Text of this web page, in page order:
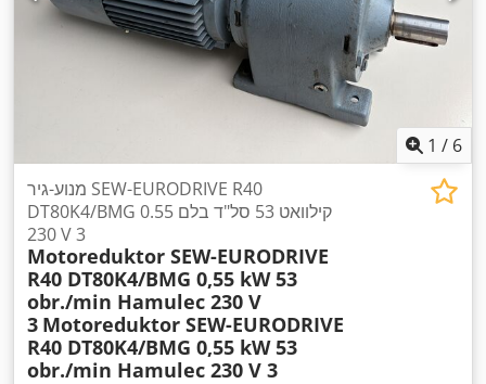
1 / 6
מנוע-גיר SEW-EURODRIVE R40
DT80K4/BMG 0.55 קילוואט 53 סל"ד בלם
230 V 3
Motoreduktor SEW-EURODRIVE
R40 DT80K4/BMG 0,55 kW 53
obr./min Hamulec 230 V
3 Motoreduktor SEW-EURODRIVE
R40 DT80K4/BMG 0,55 kW 53
obr./min Hamulec 230 V 3